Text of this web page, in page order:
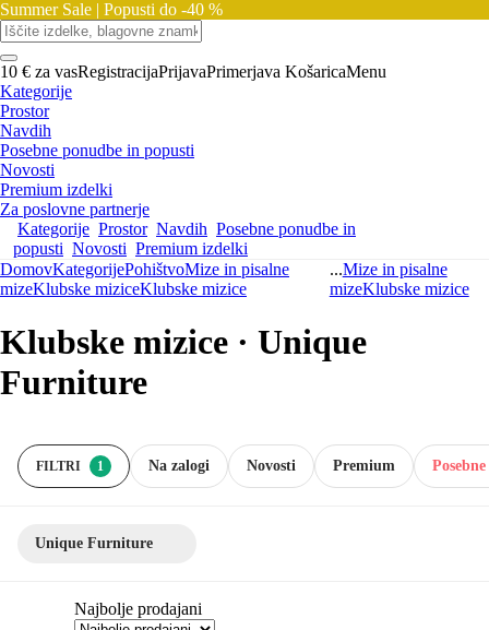
Summer Sale | Popusti do -40 %
10 € za vasRegistracijaPrijavaPrimerjava KošaricaMenu
Kategorije
Prostor
Navdih
Posebne ponudbe in popusti
Novosti
Premium izdelki
Za poslovne partnerje
Kategorije Prostor Navdih Posebne ponudbe in
popusti Novosti Premium izdelki
DomovKategorijePohištvoMize in pisalne
mizeKlubske miziceKlubske mizice
...Mize in pisalne
mizeKlubske mizice
Klubske mizice · Unique
Furniture
FILTRI 1 Novosti Premium
Na zalogi
Unique Furniture
Najbolje prodajani